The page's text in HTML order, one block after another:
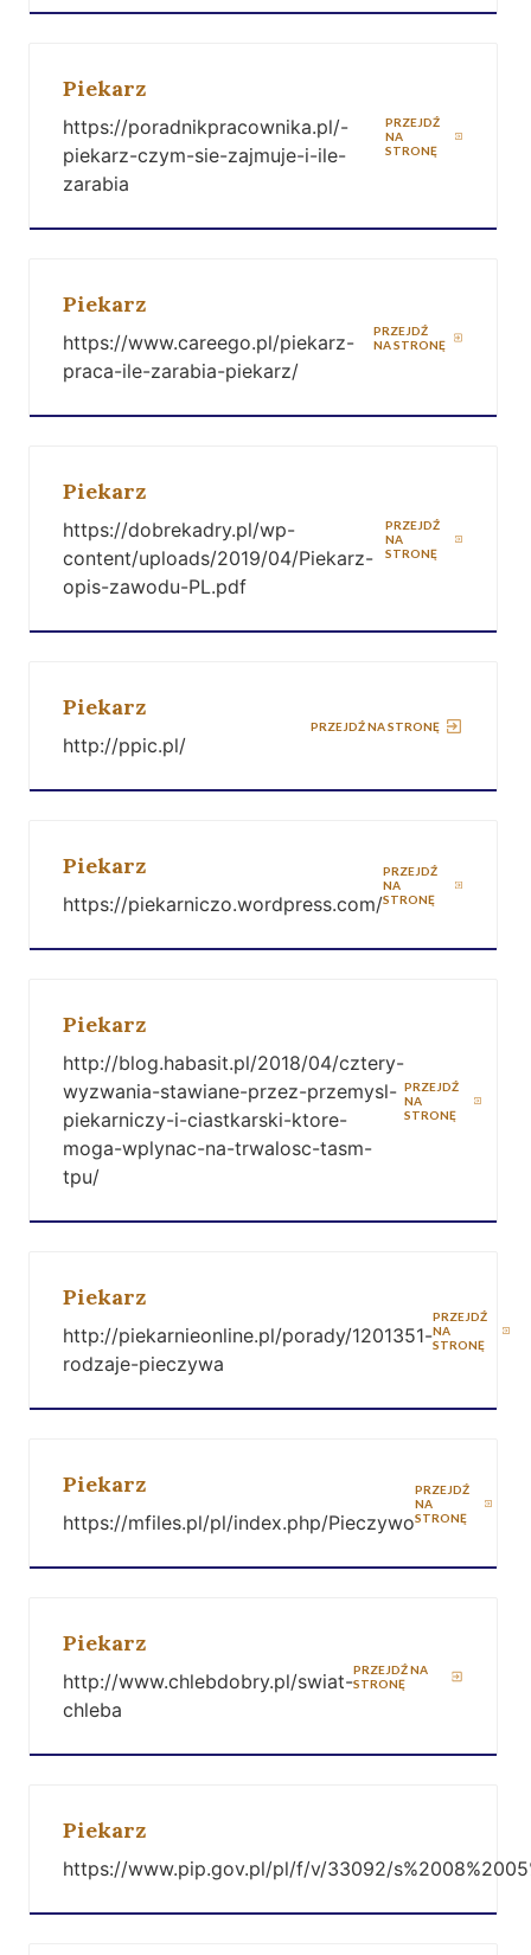
Piekarz
https://poradnikpracownika.pl/-
piekarz-czym-sie-zajmuje-i-ile-
zarabia
PRZEJDŹ
NA
STRONĘ
Piekarz
https://www.careego.pl/piekarz-
praca-ile-zarabia-piekarz/
PRZEJDŹ
NA STRONĘ
Piekarz
https://dobrekadry.pl/wp-
content/uploads/2019/04/Piekarz-
opis-zawodu-PL.pdf
PRZEJDŹ
NA
STRONĘ
Piekarz
http://ppic.pl/
PRZEJDŹ NA STRONĘ
Piekarz
https://piekarniczo.wordpress.com/
PRZEJDŹ
NA
STRONĘ
Piekarz
http://blog.habasit.pl/2018/04/cztery-
wyzwania-stawiane-przez-przemysl-
piekarniczy-i-ciastkarski-ktore-
moga-wplynac-na-trwalosc-tasm-
tpu/
PRZEJDŹ
NA
STRONĘ
Piekarz
http://piekarnieonline.pl/porady/1201351-
rodzaje-pieczywa
PRZEJDŹ
NA
STRONĘ
Piekarz
https://mfiles.pl/pl/index.php/Pieczywo
PRZEJDŹ
NA
STRONĘ
Piekarz
http://www.chlebdobry.pl/swiat-
chleba
PRZEJDŹ NA
STRONĘ
Piekarz
https://www.pip.gov.pl/pl/f/v/33092/